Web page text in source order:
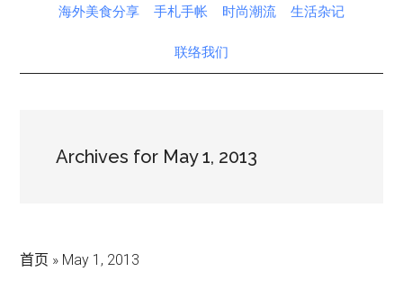
海外美食分享 手札手帐 时尚潮流 生活杂记
联络我们
Archives for May 1, 2013
首页 » May 1, 2013